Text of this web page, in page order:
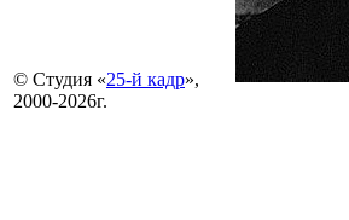
© Студия «25-й кадр»,
2000-2026г.